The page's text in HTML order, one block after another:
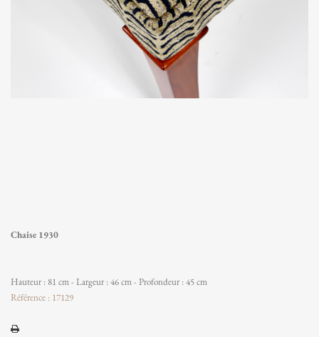
Chaise 1930
Hauteur : 81 cm - Largeur : 46 cm - Profondeur : 45 cm
Référence : 17129